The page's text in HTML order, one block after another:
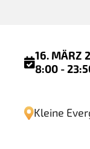
16. MÄRZ
8:00 -
Kleine